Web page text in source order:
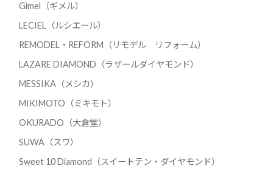
Gimel（ギメル）
LECIEL（ルシエール）
REMODEL・REFORM（リモデル リフォーム）
LAZARE DIAMOND（ラザールダイヤモンド）
MESSIKA（メシカ）
MIKIMOTO（ミキモト）
OKURADO（大倉堂）
SUWA（スワ）
Sweet 10 Diamond（スイートテン・ダイヤモンド）